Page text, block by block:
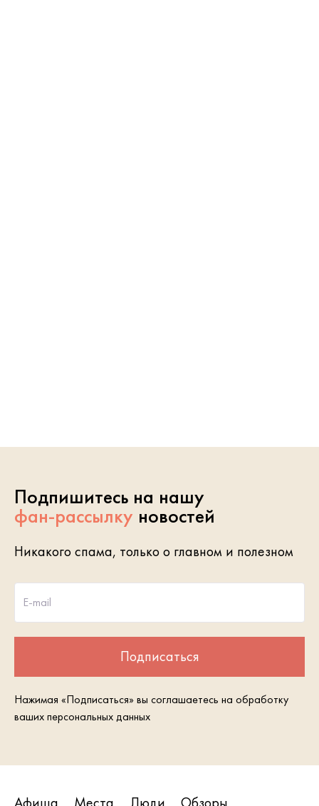
Подпишитесь на нашу
фан-рассылку новостей
Никакого спама, только о главном и полезном
E-mail
Подписаться
Нажимая «Подписаться» вы соглашаетесь на обработку
ваших персональных данных